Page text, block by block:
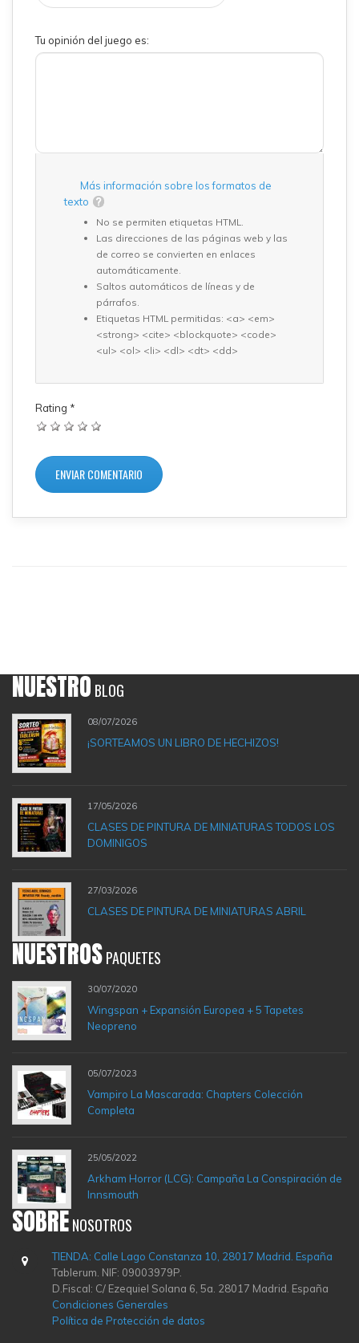
Tu opinión del juego es:
Más información sobre los formatos de
texto
No se permiten etiquetas HTML.
Las direcciones de las páginas web y las
de correo se convierten en enlaces
automáticamente.
Saltos automáticos de líneas y de
párrafos.
Etiquetas HTML permitidas: <a> <em>
<strong> <cite> <blockquote> <code>
<ul> <ol> <li> <dl> <dt> <dd>
Rating *
NUESTROBLOG
08/07/2026
¡SORTEAMOS UN LIBRO DE HECHIZOS!
17/05/2026
CLASES DE PINTURA DE MINIATURAS TODOS LOS
DOMINIGOS
27/03/2026
CLASES DE PINTURA DE MINIATURAS ABRIL
NUESTROSPAQUETES
30/07/2020
Wingspan + Expansión Europea + 5 Tapetes
Neopreno
05/07/2023
Vampiro La Mascarada: Chapters Colección
Completa
25/05/2022
Arkham Horror (LCG): Campaña La Conspiración de
Innsmouth
SOBRENOSOTROS
TIENDA: Calle Lago Constanza 10, 28017 Madrid. España
Tablerum. NIF: 09003979P.
D.Fiscal: C/ Ezequiel Solana 6, 5a. 28017 Madrid. España
Condiciones Generales
Política de Protección de datos